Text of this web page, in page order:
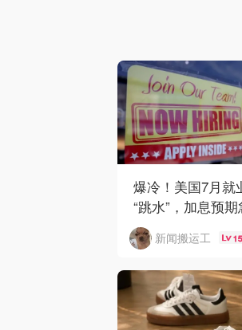
爆冷！美国7月就
“跳水”，加息预
弯！
新闻搬运工 15